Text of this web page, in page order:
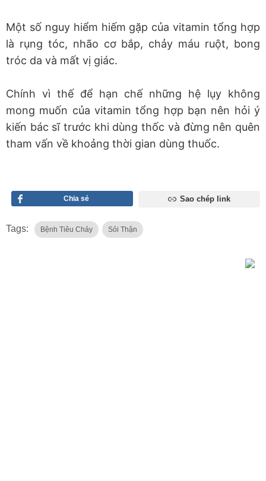
Một số nguy hiểm hiếm gặp của vitamin tổng hợp
là rụng tóc, nhão cơ bắp, chảy máu ruột, bong
tróc da và mất vị giác.
Chính vì thế để hạn chế những hệ lụy không
mong muốn của vitamin tổng hợp bạn nên hỏi ý
kiến bác sĩ trước khi dùng thốc và đừng nên quên
tham vấn về khoảng thời gian dùng thuốc.
Chia sẻ Sao chép link
Tags: Bệnh Tiêu Chảy Sỏi Thận